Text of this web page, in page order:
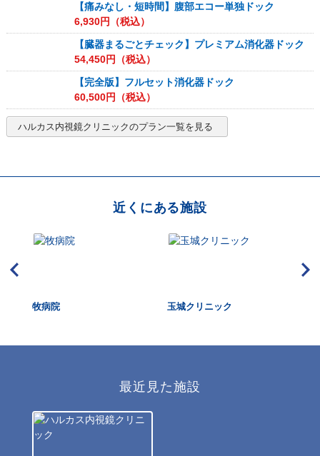
【痛みなし・短時間】腹部エコー単独ドック
6,930円（税込）
【臓器まるごとチェック】プレミアム消化器ドック
54,450円（税込）
【完全版】フルセット消化器ドック
60,500円（税込）
ハルカス内視鏡クリニックのプラン一覧を見る
近くにある施設
牧病院 玉城クリニック
最近見た施設